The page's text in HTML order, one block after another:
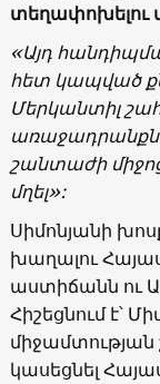
տեղափոխելու
«Այդ
հետ կապված
Մերկանտիլ
շանտաժի
մղել»:
Սիմոնյանի
խաղալու
աստիճանն ու
Հիշեցնում է՝
միջամտության
կասեցնել